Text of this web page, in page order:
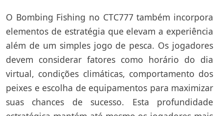
O Bombing Fishing no CTC777 também incorpora
elementos de estratégia que elevam a experiência
além de um simples jogo de pesca. Os jogadores
devem considerar fatores como horário do dia
virtual, condições climáticas, comportamento dos
peixes e escolha de equipamentos para maximizar
suas chances de sucesso. Esta profundidade